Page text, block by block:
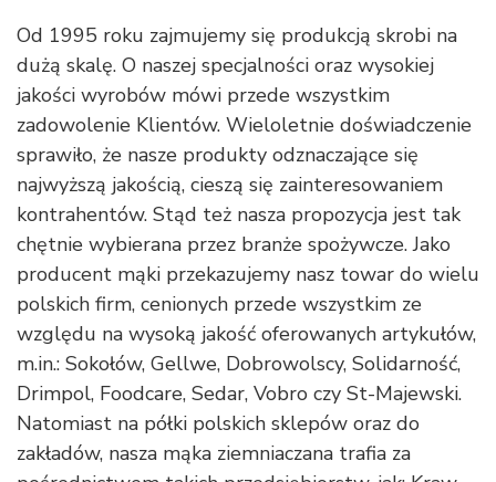
Od 1995 roku zajmujemy się produkcją skrobi na
dużą skalę. O naszej specjalności oraz wysokiej
jakości wyrobów mówi przede wszystkim
zadowolenie Klientów. Wieloletnie doświadczenie
sprawiło, że nasze produkty odznaczające się
najwyższą jakością, cieszą się zainteresowaniem
kontrahentów. Stąd też nasza propozycja jest tak
chętnie wybierana przez branże spożywcze. Jako
producent mąki przekazujemy nasz towar do wielu
polskich firm, cenionych przede wszystkim ze
względu na wysoką jakość oferowanych artykułów,
m.in.: Sokołów, Gellwe, Dobrowolscy, Solidarność,
Drimpol, Foodcare, Sedar, Vobro czy St-Majewski.
Natomiast na półki polskich sklepów oraz do
zakładów, nasza mąka ziemniaczana trafia za